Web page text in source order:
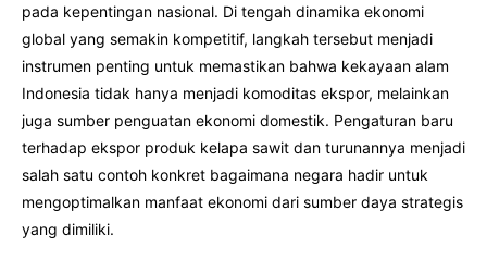
pada kepentingan nasional. Di tengah dinamika ekonomi
global yang semakin kompetitif, langkah tersebut menjadi
instrumen penting untuk memastikan bahwa kekayaan alam
Indonesia tidak hanya menjadi komoditas ekspor, melainkan
juga sumber penguatan ekonomi domestik. Pengaturan baru
terhadap ekspor produk kelapa sawit dan turunannya menjadi
salah satu contoh konkret bagaimana negara hadir untuk
mengoptimalkan manfaat ekonomi dari sumber daya strategis
yang dimiliki.